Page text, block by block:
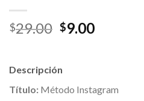
$29.00 $9.00
Descripción
Título: Método Instagram